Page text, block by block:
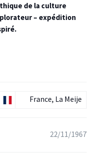
de la culture
– expédition
France, La Meije
22/11/1967